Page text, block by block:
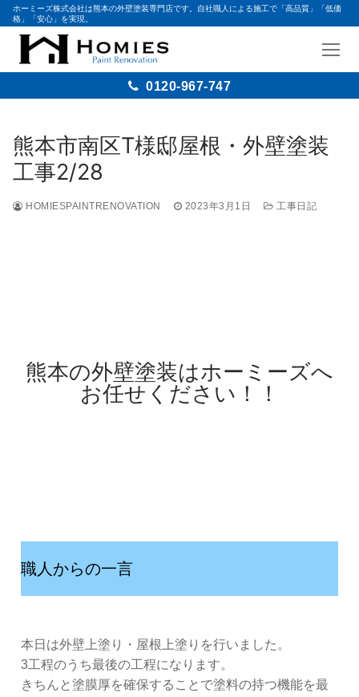
ホーミーズ株式会社は熊本の外壁塗装専門店です。自社職人による施工で「高品質」「低価
格」「安心」を実現。
0120-967-747
熊本市南区T様邸屋根・外壁塗装
工事2/28
HOMIESPAINTRENOVATION 2023年3月1日 工事日記
熊本の外壁塗装はホーミーズへ
お任せください！！
職人からの一言
本日は外壁上塗り・屋根上塗りを行いました。
3工程のうち最後の工程になります。
きちんと塗膜厚を確保することで塗料の持つ機能を最